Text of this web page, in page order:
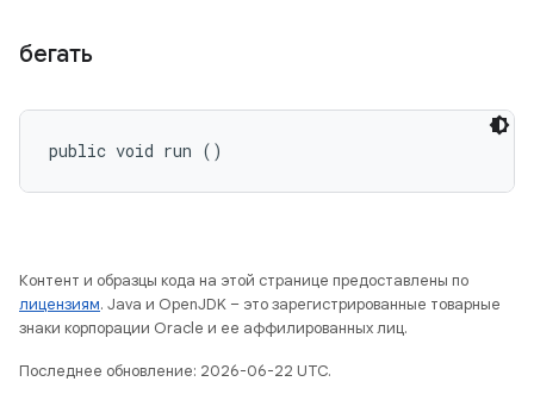
бегать
public void run ()
Контент и образцы кода на этой странице предоставлены по
лицензиям. Java и OpenJDK – это зарегистрированные товарные
знаки корпорации Oracle и ее аффилированных лиц.
Последнее обновление: 2026-06-22 UTC.